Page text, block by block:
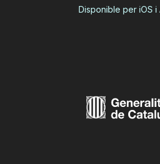
Disponible per iOS i